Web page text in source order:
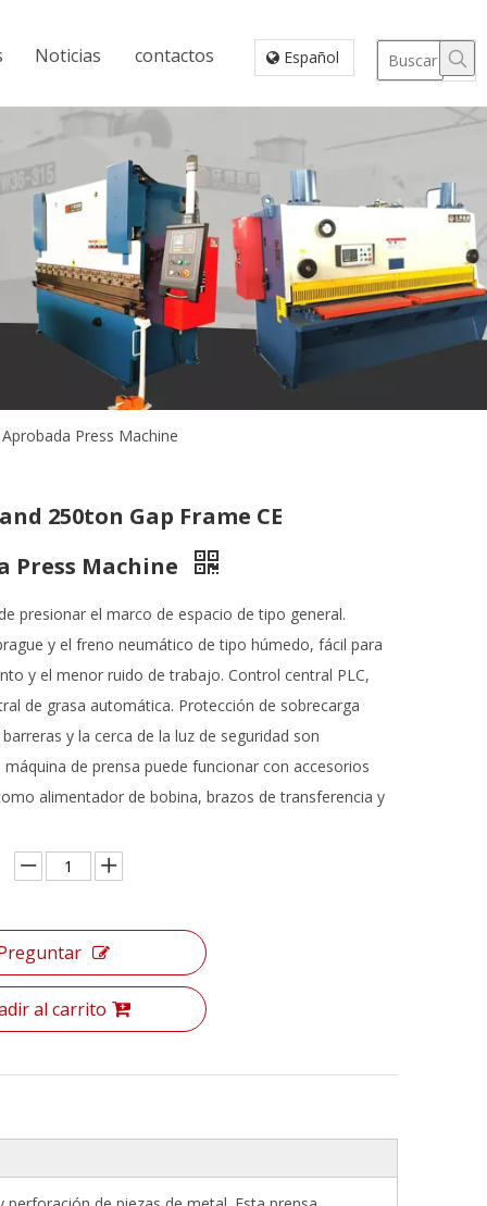
Noticias contactos Español
Press Machine
250ton Gap Frame CE
Press Machine
presionar el marco de espacio de tipo general.
y el freno neumático de tipo húmedo, fácil para
y el menor ruido de trabajo. Control central PLC,
de grasa automática. Protección de sobrecarga
y la cerca de la luz de seguridad son
máquina de prensa puede funcionar con accesorios
alimentador de bobina, brazos de transferencia y
al carrito